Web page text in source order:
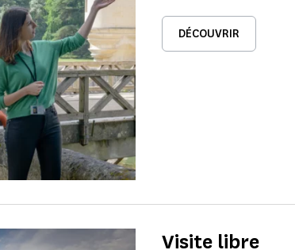
DÉCOUVRIR
Visite libre